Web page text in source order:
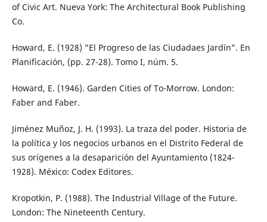
of Civic Art. Nueva York: The Architectural Book Publishing
Co.
Howard, E. (1928) ”El Progreso de las Ciudadaes Jardín”. En
Planificación, (pp. 27-28). Tomo I, núm. 5.
Howard, E. (1946). Garden Cities of To-Morrow. London:
Faber and Faber.
Jiménez Muñoz, J. H. (1993). La traza del poder. Historia de
la política y los negocios urbanos en el Distrito Federal de
sus orígenes a la desaparición del Ayuntamiento (1824-
1928). México: Codex Editores.
Kropotkin, P. (1988). The Industrial Village of the Future.
London: The Nineteenth Century.